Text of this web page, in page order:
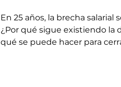
En 25 años, la brecha
¿Por qué sigue existiendo la
qué se puede hacer para